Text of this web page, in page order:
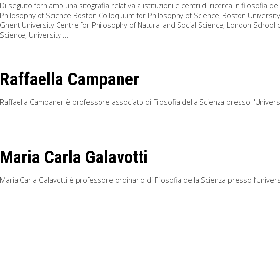
Di seguito forniamo una sitografia relativa a istituzioni e centri di ricerca in filosofia
Philosophy of Science Boston Colloquium for Philosophy of Science, Boston
Ghent University Centre for Philosophy of Natural and Social Science, London
Science, University ...
Raffaella Campaner
Raffaella Campaner è professore associato di Filosofia della Scienza presso
Maria Carla Galavotti
Maria Carla Galavotti è professore ordinario di Filosofia della Scienza presso